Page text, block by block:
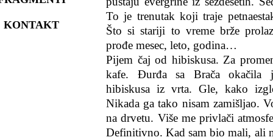
KONTAKT
To je trenutak koji traje
Što si stariji to vreme brže
prođe mesec, leto, godina…
Pijem čaj od hibiskusa. Za
kafe. Đurđa sa Brača okačila
hibiskusa iz vrta. Gle, kako
Nikada ga tako nisam zamišljao.
na drvetu. Više me privlači
Definitivno. Kad sam bio mali, ali